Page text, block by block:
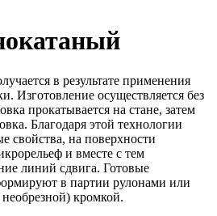
в результате применения
Изготовление осуществляется без
прокатывается на стане, затем
Благодаря этой технологии
свойства, на поверхности
и вместе с тем
линий сдвига. Готовые
в партии рулонами или
кромкой.